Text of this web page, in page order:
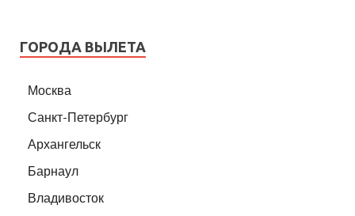
ГОРОДА ВЫЛЕТА
Москва
Санкт-Петербург
Архангельск
Барнаул
Владивосток